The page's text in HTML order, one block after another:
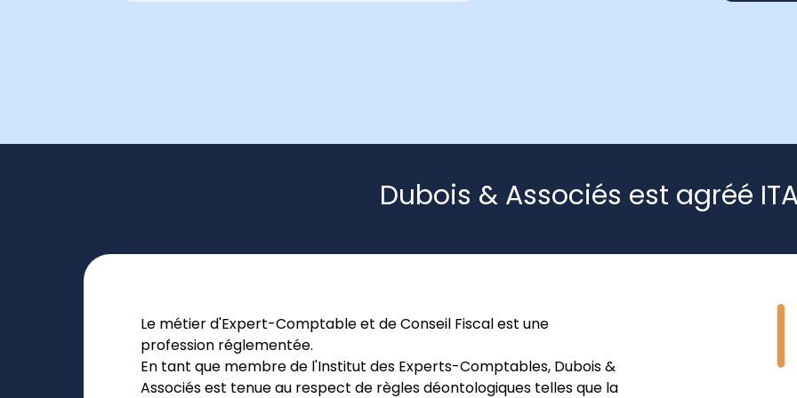
Dubois & Associés est agréé
Le métier d'Expert-Comptable et de Conseil Fiscal est une
profession réglementée.
En tant que membre de l'Institut des Experts-Comptables, Dubois &
Associés est tenue au respect de règles déontologiques telles que la